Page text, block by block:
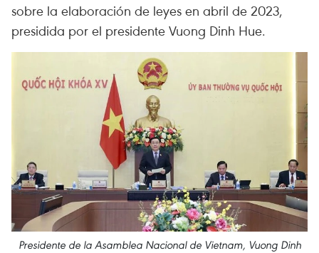
sobre la elaboración de leyes en abril de 2023,
presidida por el presidente Vuong Dinh Hue.
Presidente de la Asamblea Nacional de Vietnam, Vuong Dinh